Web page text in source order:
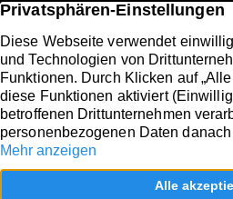
66111 Saarbrücken
E-Mail: office@brewa-saarlorlux.com
Folgen Sie uns